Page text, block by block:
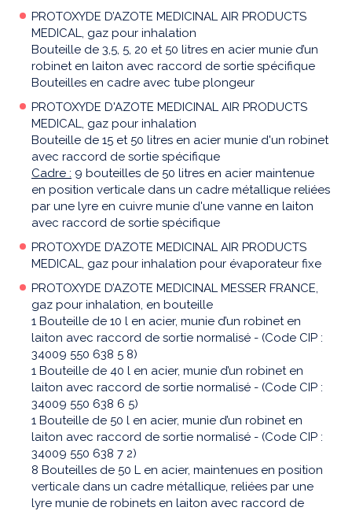
PROTOXYDE D’AZOTE MEDICINAL AIR PRODUCTS
MEDICAL, gaz pour inhalation
Bouteille de 3,5, 5, 20 et 50 litres en acier munie d’un
robinet en laiton avec raccord de sortie spécifique
Bouteilles en cadre avec tube plongeur
PROTOXYDE D'AZOTE MEDICINAL AIR PRODUCTS
MEDICAL, gaz pour inhalation
Bouteille de 15 et 50 litres en acier munie d'un robinet
avec raccord de sortie spécifique
Cadre : 9 bouteilles de 50 litres en acier maintenue
en position verticale dans un cadre métallique reliées
par une lyre en cuivre munie d'une vanne en laiton
avec raccord de sortie spécifique
PROTOXYDE D’AZOTE MEDICINAL AIR PRODUCTS
MEDICAL, gaz pour inhalation pour évaporateur fixe
PROTOXYDE D’AZOTE MEDICINAL MESSER FRANCE,
gaz pour inhalation, en bouteille
1 Bouteille de 10 l en acier, munie d’un robinet en
laiton avec raccord de sortie normalisé - (Code CIP :
34009 550 638 5 8)
1 Bouteille de 40 l en acier, munie d’un robinet en
laiton avec raccord de sortie normalisé - (Code CIP :
34009 550 638 6 5)
1 Bouteille de 50 l en acier, munie d’un robinet en
laiton avec raccord de sortie normalisé - (Code CIP :
34009 550 638 7 2)
8 Bouteilles de 50 L en acier, maintenues en position
verticale dans un cadre métallique, reliées par une
lyre munie de robinets en laiton avec raccord de